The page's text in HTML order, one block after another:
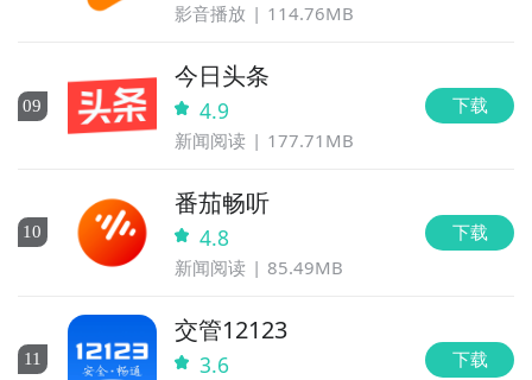
影音播放 114.76MB
09
今日头条
4.9
新闻阅读 177.71MB
下载
10
番茄畅听
4.8
新闻阅读 85.49MB
下载
11
交管12123
3.6 下载